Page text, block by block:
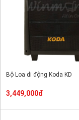
Bộ Loa di động Koda KD
3,449,000đ